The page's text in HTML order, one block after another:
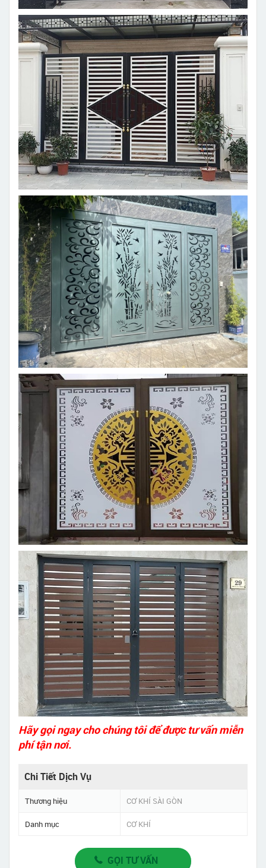
Hãy gọi ngay cho chúng tôi để được tư vấn miễn
phí tận nơi.
Chi Tiết Dịch Vụ
Thương hiệu CƠ KHÍ SÀI GÒN
Danh mục CƠ KHÍ
GỌI TƯ VẤN